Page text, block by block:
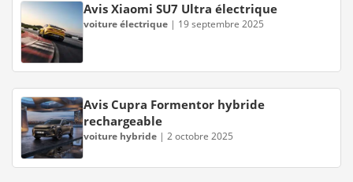
Avis Xiaomi SU7 Ultra électrique
voiture électrique | 19 septembre 2025
Avis Cupra Formentor hybride
rechargeable
voiture hybride | 2 octobre 2025